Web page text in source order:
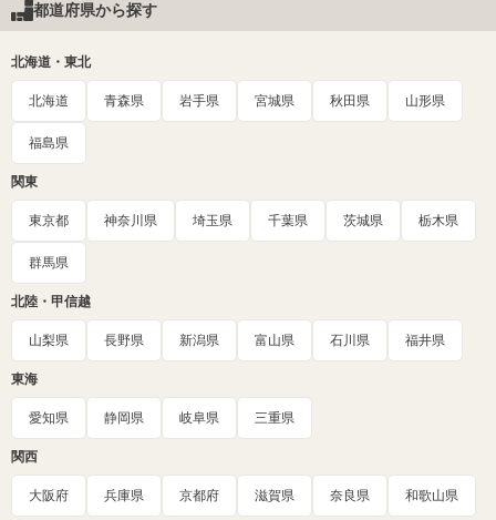
都道府県から探す
北海道・東北
北海道 青森県 岩手県 宮城県 秋田県 山形県
福島県
関東
東京都 神奈川県 埼玉県 千葉県 茨城県 栃木県
群馬県
北陸・甲信越
山梨県 長野県 新潟県 富山県 石川県 福井県
東海
愛知県 静岡県 岐阜県 三重県
関西
大阪府 兵庫県 京都府 滋賀県 奈良県 和歌山県